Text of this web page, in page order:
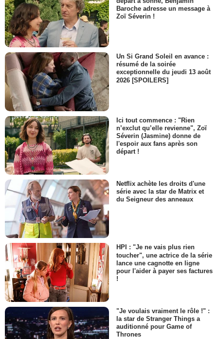
Baroche adresse un message à
Zoï Séverin !
Un Si Grand Soleil en avance :
résumé de la soirée
exceptionnelle du jeudi 13 août
2026 [SPOILERS]
Ici tout commence : "Rien
n’exclut qu’elle revienne", Zoï
Séverin (Jasmine) donne de
l'espoir aux fans après son
départ !
Netflix achète les droits d'une
série avec la star de Matrix et
du Seigneur des anneaux
HPI : "Je ne vais plus rien
toucher", une actrice de la série
lance une cagnotte en ligne
pour l'aider à payer ses factures
!
"Je voulais vraiment le rôle !" :
la star de Stranger Things a
auditionné pour Game of
Thrones